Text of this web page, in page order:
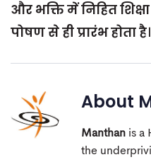
और भक्ति में निहित
पोषण से ही प्रारंभ होता है।
About
Manthan is a
the